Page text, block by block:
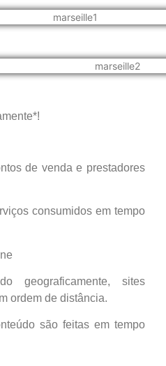
de venda e prestadores
consumidos em tempo
geograficamente, sites
ordem de distância.
são feitas em tempo